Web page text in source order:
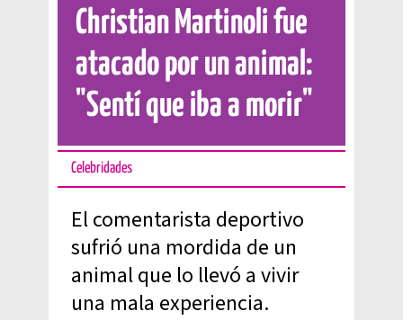
Christian Martinoli fue
atacado por un animal:
"Sentí que iba a morir"
Celebridades
El comentarista deportivo
sufrió una mordida de un
animal que lo llevó a vivir
una mala experiencia.